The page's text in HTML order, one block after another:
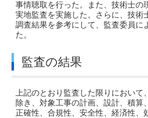
事情聴取を行った。また、技術士の
実地監査を実施した。さらに、技術
調査結果を参考にして、監査委員に
た。
監査の結果
上記のとおり監査した限りにおいて
除き、対象工事の計画、設計、積算
正確性、合規性、安全性、経済性、